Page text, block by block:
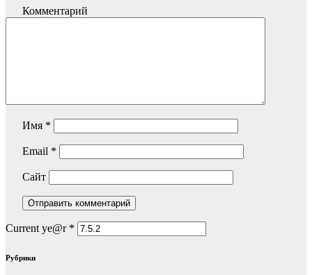
Комментарий
Имя *
Email *
Сайт
Current ye@r *
Рубрики